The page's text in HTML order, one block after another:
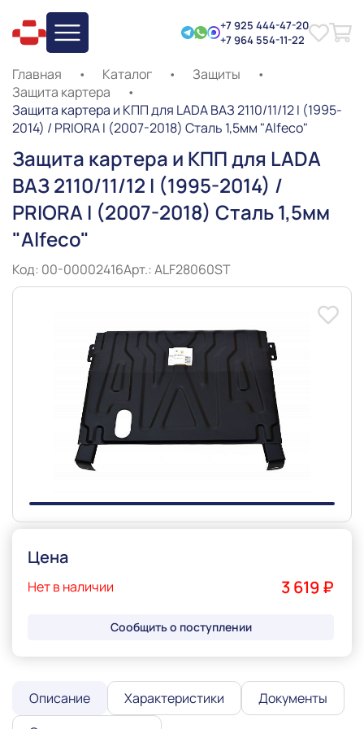
+7 925 444-47-20
+7 964 554-11-22
Главная • Каталог • Защиты
•
Защита картера
•
Защита картера и КПП для LADA ВАЗ 2110/11/12 I (1995-
2014) / PRIORA I (2007-2018) Сталь 1,5мм "Alfeco"
Защита картера и КПП для LADA
ВАЗ 2110/11/12 I (1995-2014) /
PRIORA I (2007-2018) Сталь 1,5мм
"Alfeco"
Код: 00-00002416Арт.: ALF28060ST
Slide 1 of 1
Цена
Нет в наличии 3 619 ₽
Сообщить о поступлении
Описание Характеристики
Документы